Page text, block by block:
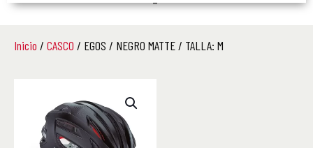
Inicio / CASCO / EGOS / NEGRO MATTE / TALLA: M